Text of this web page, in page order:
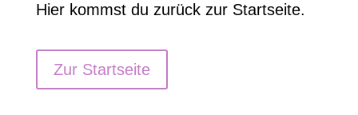
Hier kommst du zurück zur Startseite.
Zur Startseite